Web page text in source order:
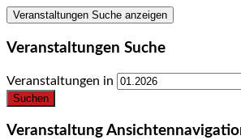
Veranstaltungen Suche anzeigen
Veranstaltungen Suche
Veranstaltungen in
Veranstaltung